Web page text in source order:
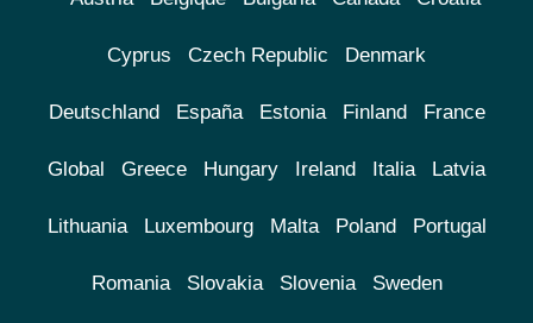
Cyprus Czech Republic Denmark
Deutschland España Estonia Finland France
Global Greece Hungary Ireland Italia Latvia
Lithuania Luxembourg Malta Poland Portugal
Romania Slovakia Slovenia Sweden